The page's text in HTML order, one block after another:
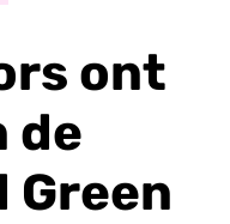
ont
de
Green